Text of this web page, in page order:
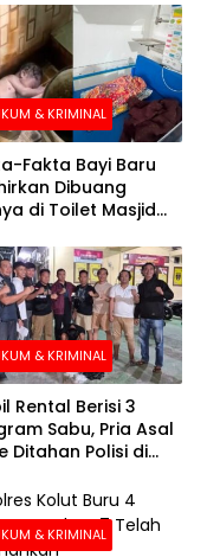
& KRIMINAL
Fakta Bayi Baru
Dibuang
di Toilet Masjid
& KRIMINAL
Rental Berisi 3
Sabu, Pria Asal
Ditahan Polisi di
& KRIMINAL